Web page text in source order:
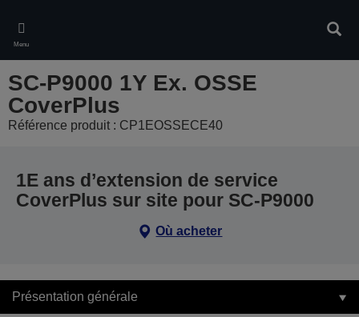
main
content
Menu
SC-P9000 1Y Ex. OSSE
CoverPlus
Référence produit : CP1EOSSECE40
1E ans d’extension de service
CoverPlus sur site pour SC-P9000
Où acheter
Présentation générale